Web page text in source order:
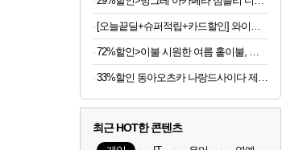
33%할인 동아오츠카 나랑드사이다 제로, 오리지널, 345ml, 24개
최근 HOT한 콘텐츠